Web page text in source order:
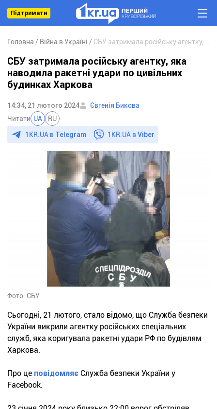
Підтримати
Головна Війна в Україні
СБУ затримала російську агентку, яка
наводила ракетні удари по цивільних
будинках Харкова
14:34, 21 лютого 2024
Євгенія Бикова
Читати UA RU
1KR.UA в Telegram 1KR.UA вViber
Фото: СБУ
Сьогодні, 21 лютого, стало відомо, що Служба безпеки
України викрили агентку російських спеціальних
служб, яка коригувала ракетні удари РФ по будівлям
Харкова.
Про це повідомляє Служба безпеки України у
Facebook.